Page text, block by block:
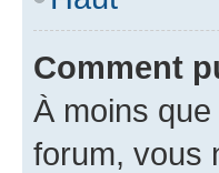
Comment
À moins
forum, vous